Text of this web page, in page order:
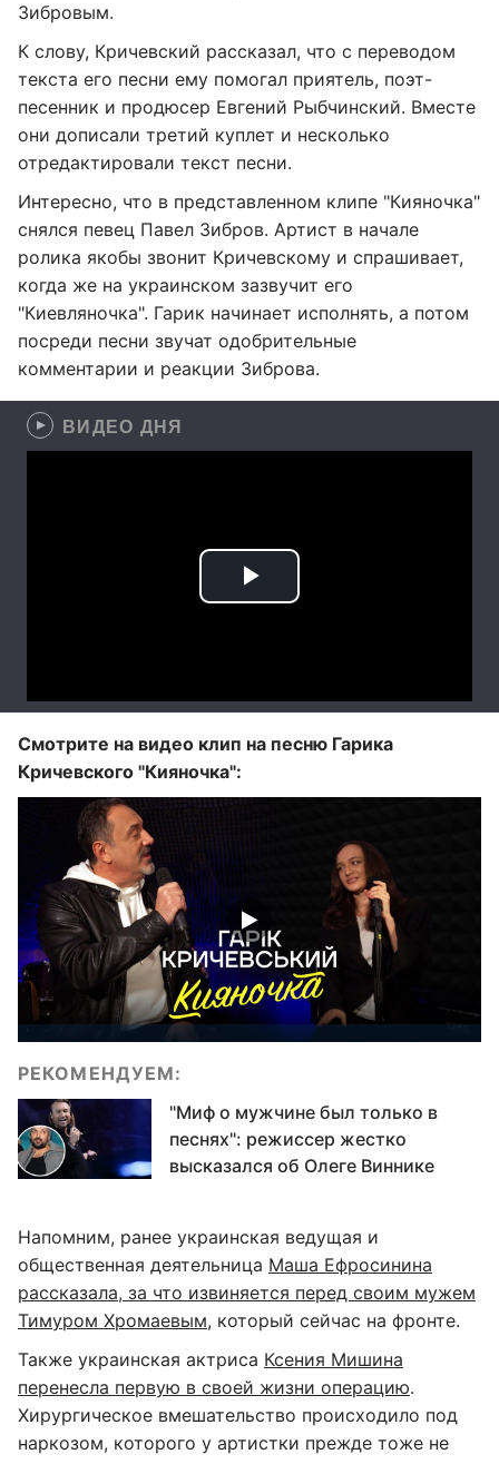
Зибровым.
К слову, Кричевский рассказал, что с переводом
текста его песни ему помогал приятель, поэт-
песенник и продюсер Евгений Рыбчинский. Вместе
они дописали третий куплет и несколько
отредактировали текст песни.
Интересно, что в представленном клипе "Кияночка"
снялся певец Павел Зибров. Артист в начале
ролика якобы звонит Кричевскому и спрашивает,
когда же на украинском зазвучит его
"Киевляночка". Гарик начинает исполнять, а потом
посреди песни звучат одобрительные
комментарии и реакции Зиброва.
ВИДЕО ДНЯ
Смотрите на видео клип на песню Гарика
Кричевского "Кияночка":
РЕКОМЕНДУЕМ:
"Миф о мужчине был только в
песнях": режиссер жестко
высказался об Олеге Виннике
Напомним, ранее украинская ведущая и
общественная деятельница Маша Ефросинина
рассказала, за что извиняется перед своим мужем
Тимуром Хромаевым, который сейчас на фронте.
Также украинская актриса Ксения Мишина
перенесла первую в своей жизни операцию.
Хирургическое вмешательство происходило под
наркозом, которого у артистки прежде тоже не